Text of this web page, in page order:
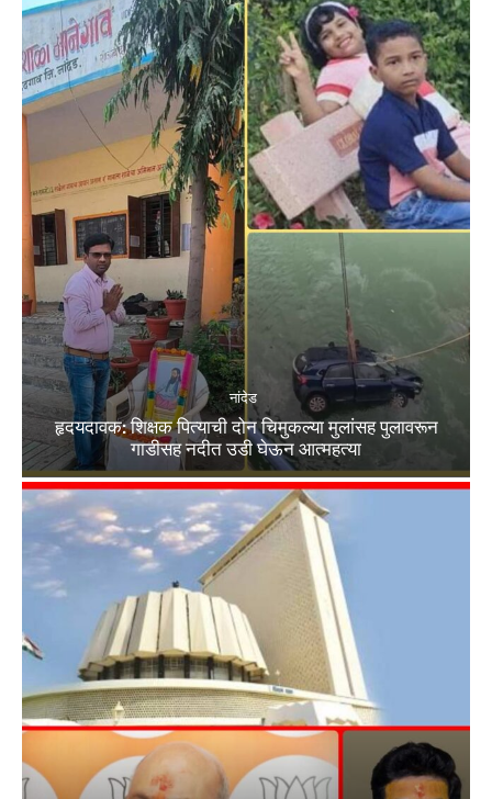
नांदेड
हृदयदावक: शिक्षक पित्याची दोन चिमुकल्या मुलांसह पुलावरून
गाडीसह नदीत उडी घेऊन आत्महत्या